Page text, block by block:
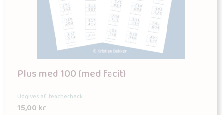
Plus med 100 (med facit)
Udgives af: teacherhack
15,00kr